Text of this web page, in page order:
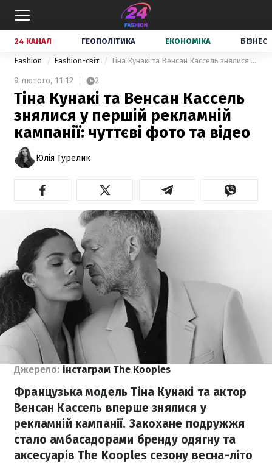
24 КАНАЛ ГЕОПОЛІТИКА ЕКОНОМІКА БІЗНЕС
Fashion Fashion-світ Тіна Кунакі та Венсан Кассель знялися у першій рекламній кампанії: чуттєві фото та відео
9 лютого, 11:12 2
Тіна Кунакі та Венсан Кассель
знялися у першій рекламній
кампанії: чуттєві фото та відео
Юлія Турелик
Джерело: інстаграм The Kooples
Французька модель Тіна Кунакі та актор
Венсан Кассель вперше знялися у
рекламній кампанії. Закохане подружжя
стало амбасадорами бренду одягну та
аксесуарів The Kooples сезону весна-літо